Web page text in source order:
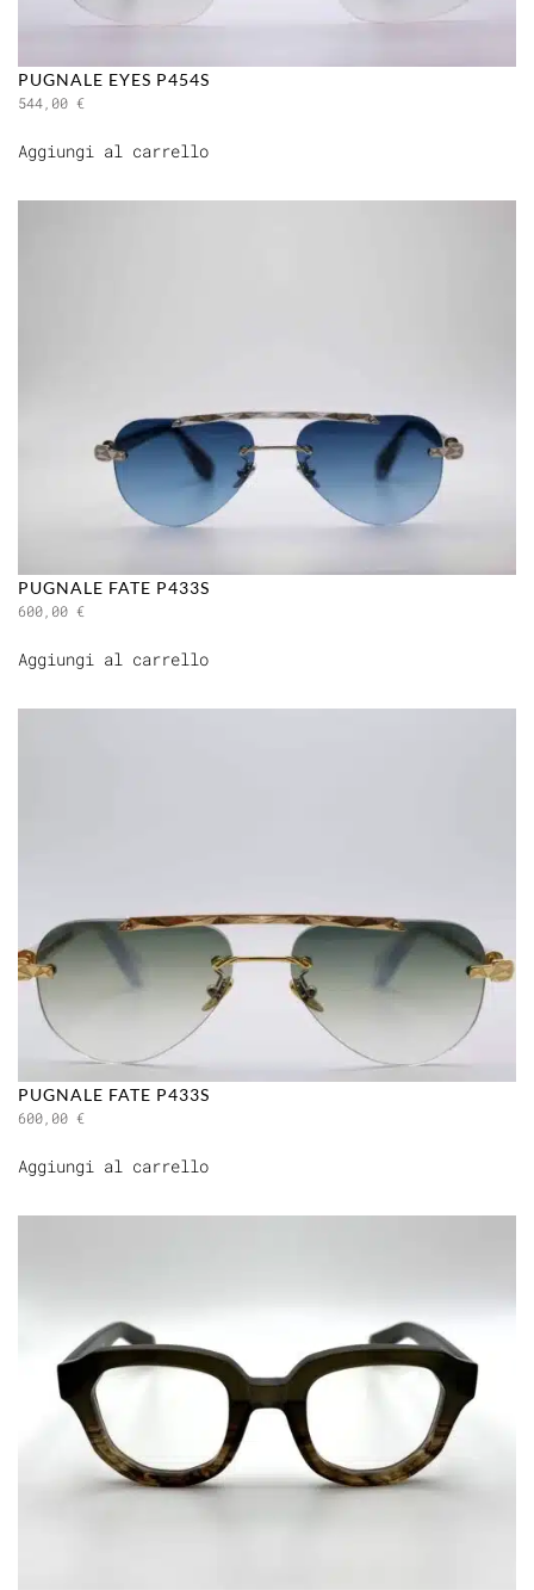
PUGNALE EYES P454S
544,00 €
Aggiungi al carrello
PUGNALE FATE P433S
600,00 €
Aggiungi al carrello
PUGNALE FATE P433S
600,00 €
Aggiungi al carrello